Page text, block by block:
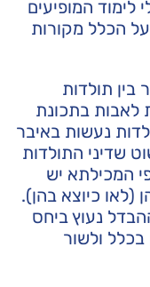
המופיעים
הכלל מקורות
בין תולדות
לאבות בתכונת
נעשות באיבר
שדיני התולדות
המכילתא יש
(לאו כיוצא בהן).
נעוץ ביחס
ולשור